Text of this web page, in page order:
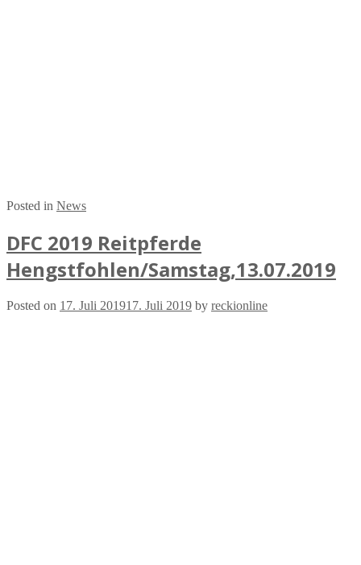
Posted in News
DFC 2019 Reitpferde
Hengstfohlen/Samstag,13.07.2019
Posted on 17. Juli 201917. Juli 2019 by reckionline